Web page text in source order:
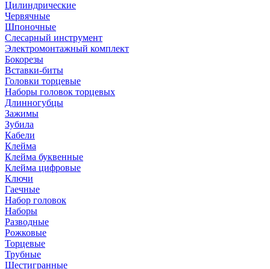
Цилиндрические
Червячные
Шпоночные
Слесарный инструмент
Электромонтажный комплект
Бокорезы
Вставки-биты
Головки торцевые
Наборы головок торцевых
Длинногубцы
Зажимы
Зубила
Кабели
Клейма
Клейма буквенные
Клейма цифровые
Ключи
Гаечные
Набор головок
Наборы
Разводные
Рожковые
Торцевые
Трубные
Шестигранные